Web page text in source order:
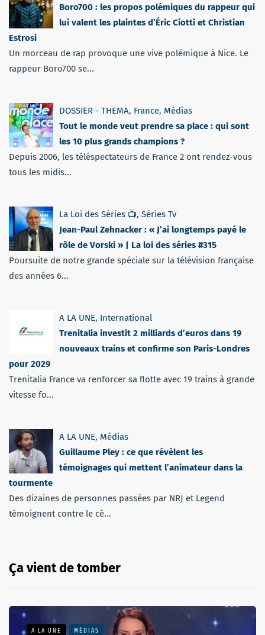
Boro700 : les propos polémiques du rappeur qui
lui valent les plaintes d’Éric Ciotti et Christian
Estrosi
Un morceau de rap provoque une vive polémique à Nice. Le
rappeur Boro700 se...
DOSSIER - THEMA, France, Médias
Tout le monde veut prendre sa place : qui sont
les 10 plus grands champions ?
Depuis 2006, les téléspectateurs de France 2 ont rendez-vous
tous les midis...
La Loi des Séries 📺, Séries Tv
Jean-Paul Zehnacker : « J’ai longtemps payé le
rôle de Vorski » | La loi des séries #315
Poursuite de notre grande spéciale sur la télévision française
des années 6...
A LA UNE, International
Trenitalia investit 2 milliards d’euros dans 19
nouveaux trains et confirme son Paris-Londres
pour 2029
Trenitalia France va renforcer sa flotte avec 19 trains à grande
vitesse fo...
A LA UNE, Médias
Guillaume Pley : ce que révèlent les
témoignages qui mettent l’animateur dans la
tourmente
Des dizaines de personnes passées par NRJ et Legend
témoignent contre le cé...
Ça vient de tomber
A LA UNE MÉDIAS